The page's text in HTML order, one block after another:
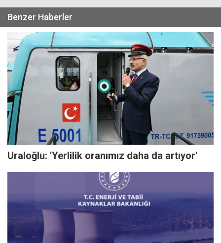
Benzer Haberler
Uraloğlu: 'Yerlilik oranımız daha da artıyor'